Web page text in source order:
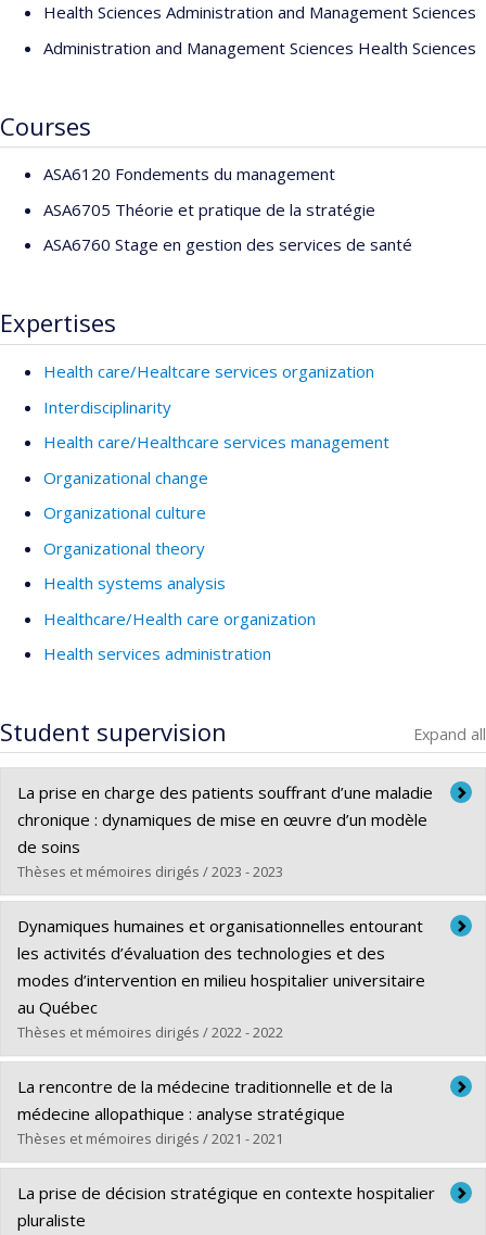
Health Sciences Administration and Management Sciences
Administration and Management Sciences Health Sciences
Courses
ASA6120 Fondements du management
ASA6705 Théorie et pratique de la stratégie
ASA6760 Stage en gestion des services de santé
Expertises
Health care/Healtcare services organization
Interdisciplinarity
Health care/Healthcare services management
Organizational change
Organizational culture
Organizational theory
Health systems analysis
Healthcare/Health care organization
Health services administration
Student supervision Expand all
La prise en charge des patients souffrant d’une maladie
chronique : dynamiques de mise en œuvre d’un modèle
de soins
Thèses et mémoires dirigés / 2023 - 2023
Graduate :Derraji, Monsef
Cycle :Doctoral
Grade :Ph. D.
Lien vers le document dans Papyrus
Dynamiques humaines et organisationnelles entourant
les activités d’évaluation des technologies et des
modes d’intervention en milieu hospitalier universitaire
au Québec
Thèses et mémoires dirigés / 2022 - 2022
Graduate :Tony, Michèle
Cycle :Doctoral
Grade :Ph. D.
Lien vers le document dans Papyrus
La rencontre de la médecine traditionnelle et de la
médecine allopathique : analyse stratégique
Thèses et mémoires dirigés / 2021 - 2021
Graduate : Sit, Vanessa
Cycle :Doctoral
La prise de décision stratégique en contexte hospitalier
pluraliste